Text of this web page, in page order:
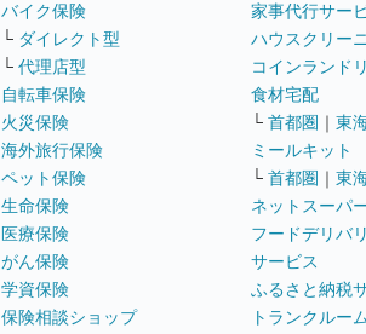
バイク保険
└ ダイレクト型
└ 代理店型
自転車保険
火災保険
海外旅行保険
ペット保険
生命保険
医療保険
がん保険
学資保険
保険相談ショップ
家事代行サー
ハウスクリー
コインランド
食材宅配
└ 首都圏 ｜ 東
ミールキット
└ 首都圏 ｜ 東
ネットスーパ
フードデリバ
サービス
ふるさと納税
トランクルー